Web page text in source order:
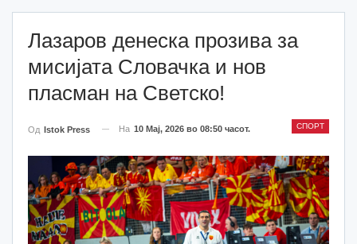
Лазаров денеска прозива за
мисијата Словачка и нов
пласман на Светско!
СПОРТ
Од Istok Press На 10 Мај, 2026 во 08:50 часот.